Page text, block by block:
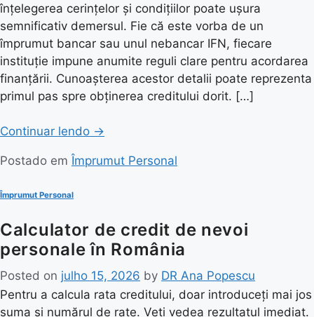
înțelegerea cerințelor și condițiilor poate ușura
semnificativ demersul. Fie că este vorba de un
împrumut bancar sau unul nebancar IFN, fiecare
instituție impune anumite reguli clare pentru acordarea
finanțării. Cunoașterea acestor detalii poate reprezenta
primul pas spre obținerea creditului dorit. […]
Continuar lendo →
Postado emÎmprumut Personal
Împrumut Personal
Calculator de credit de nevoi
personale în România
Posted on julho 15, 2026 by DR Ana Popescu
Pentru a calcula rata creditului, doar introduceți mai jos
suma și numărul de rate. Veți vedea rezultatul imediat.